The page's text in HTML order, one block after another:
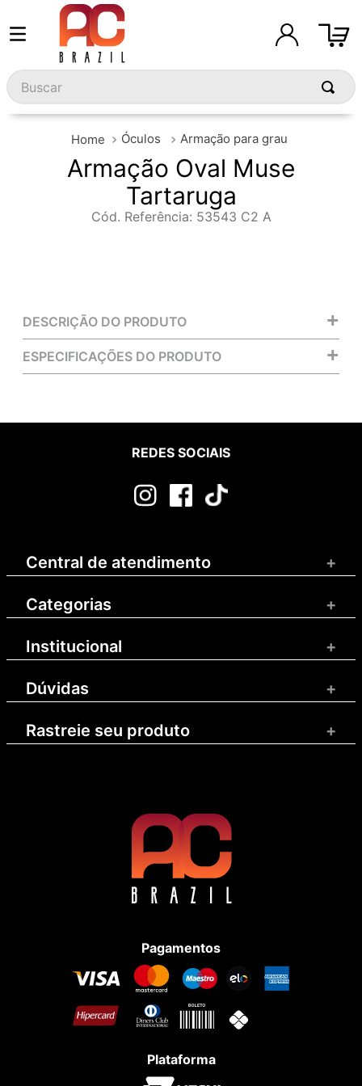
Buscar
Óculos Armação para grau
Armação Oval Muse
Tartaruga
Cód. Referência: 53543 C2 A
DESCRIÇÃO DO PRODUTO +
ESPECIFICAÇÕES DO PRODUTO +
REDES SOCIAIS
Central de atendimento +
Categorias +
Institucional +
Dúvidas +
Rastreie seu produto +
Pagamentos
Plataforma